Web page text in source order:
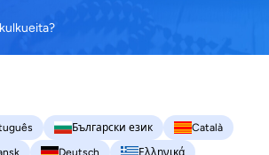
Български език
Català
Deutsch
Ελληνικά